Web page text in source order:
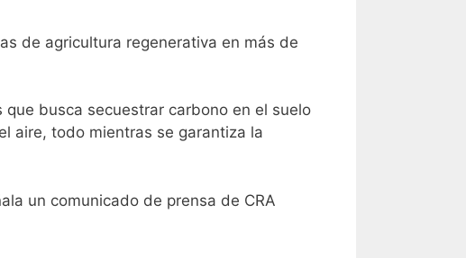
de agricultura regenerativa en más de
busca secuestrar carbono en el suelo
aire, todo mientras se garantiza la
un comunicado de prensa de CRA